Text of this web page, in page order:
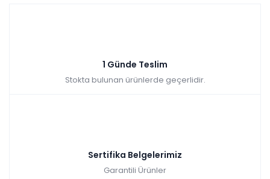
1 Günde Teslim
Stokta bulunan ürünlerde geçerlidir.
Sertifika Belgelerimiz
Garantili Ürünler